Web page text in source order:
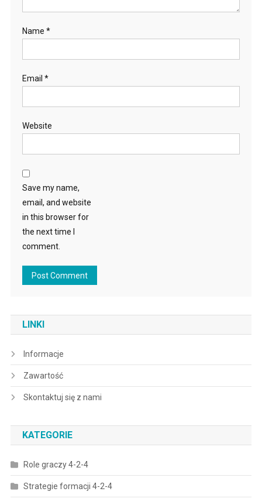
Name *
Email *
Website
Save my name,
email, and website
in this browser for
the next time I
comment.
LINKI
Informacje
Zawartość
Skontaktuj się z nami
KATEGORIE
Role graczy 4-2-4
Strategie formacji 4-2-4